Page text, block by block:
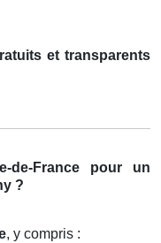
et transparents
de-France pour un
?
, y compris :